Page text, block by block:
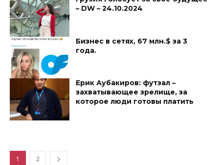
– DW – 24.10.2024
Бизнес в сетях, 67 млн.$ за 3
года.
Ерик Аубакиров: футзал –
захватывающее зрелище, за
которое люди готовы платить
1 2